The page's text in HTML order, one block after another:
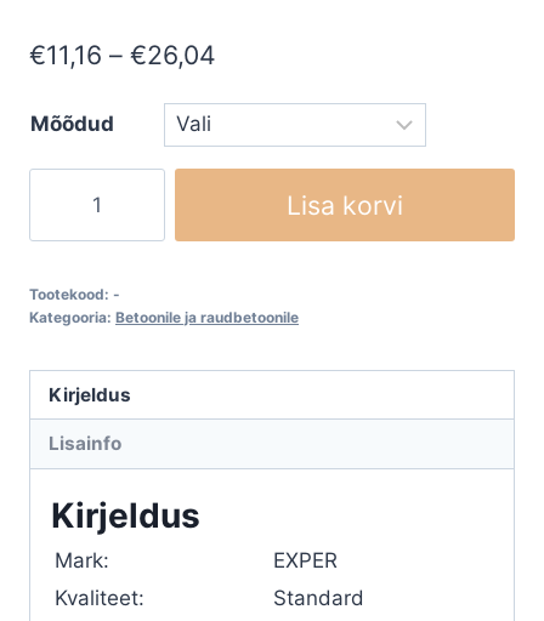
€11,16 – €26,04
through
€26,04
Mõõdud
kogus
Lisa korvi
Tootekood: -
Kategooria: Betoonile ja raudbetoonile
Kirjeldus
Lisainfo
Kirjeldus
Mark:
EXPER
Kvaliteet:
Standard